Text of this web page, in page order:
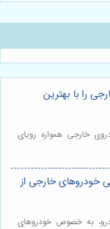
را با بهترین
خارجی همواره رویای
خودروهای خارجی از
به خصوص خودروهای